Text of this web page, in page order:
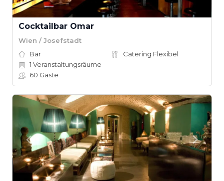
Cocktailbar Omar
Wien / Josefstadt
Bar
Catering Flexibel
1 Veranstaltungsräume
60 Gäste